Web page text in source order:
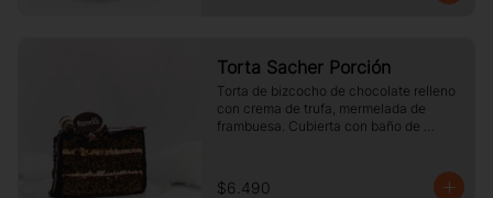
Torta Sacher Porción
Torta de bizcocho de chocolate relleno
con crema de trufa, mermelada de
frambuesa. Cubierta con baño de
$6.490